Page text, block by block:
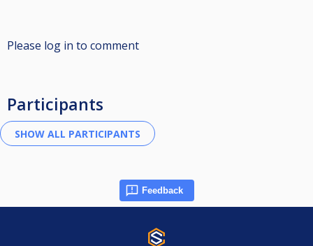
Please log in to comment
Participants
Feedback